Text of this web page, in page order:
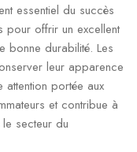
essentiel du succès
pour offrir un excellent
bonne durabilité. Les
leur apparence
portée aux
et contribue à
secteur du